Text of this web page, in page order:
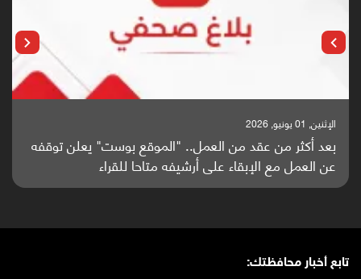
الإثنين, 25 مايو, 2026
باحثون من اليمن يدخلون سباق أبحاث ألزهايمر بدراسة
واعدة منشورة عالميا (ترجمة)
تابع أخبار محافظتك: